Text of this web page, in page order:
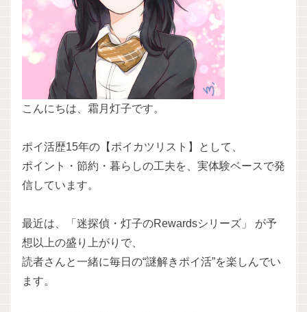
こんにちは、霜月灯子です。
ポイ活歴15年の【ポイカツリスト】として、
ポイント・節約・暮らしの工夫を、実体験ベースで発
信しています。
最近は、「迷探偵・灯子のRewardsシリーズ」 が予
想以上の盛り上がりで、
読者さんと一緒に毎日の“謎解きポイ活”を楽しんでい
ます。